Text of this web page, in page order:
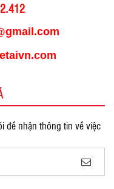
để nhận thông tin về việc